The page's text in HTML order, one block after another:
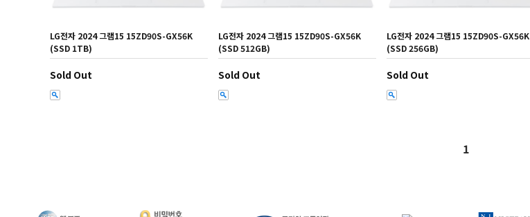
LG전자 2024 그램15 15ZD90S-GX56K
(SSD 1TB)
Sold Out
LG전자 2024 그램15 15ZD90S-GX56K
(SSD 512GB)
Sold Out
LG전자 2024 그램15 15ZD90S-GX56K
(SSD 256GB)
Sold Out
1